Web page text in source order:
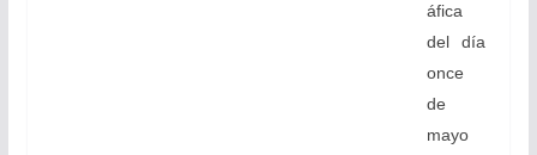
áfica
del día
once
de
mayo